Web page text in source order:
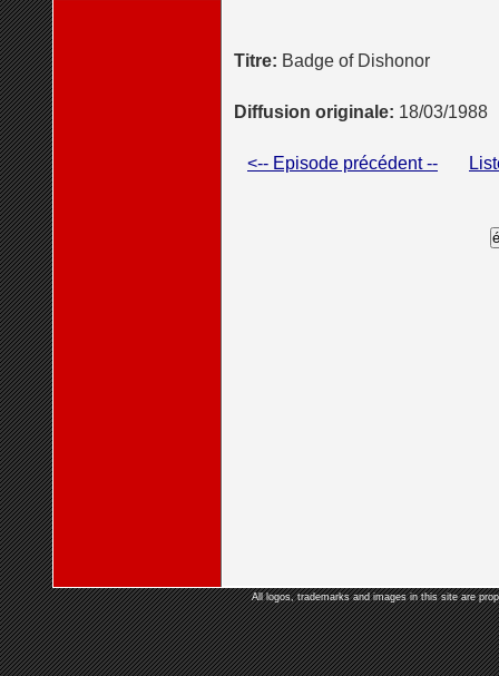
Titre: Badge of Dishonor
Diffusion originale: 18/03/1988
<-- Episode précédent --
All logos, trademarks and images in this site are